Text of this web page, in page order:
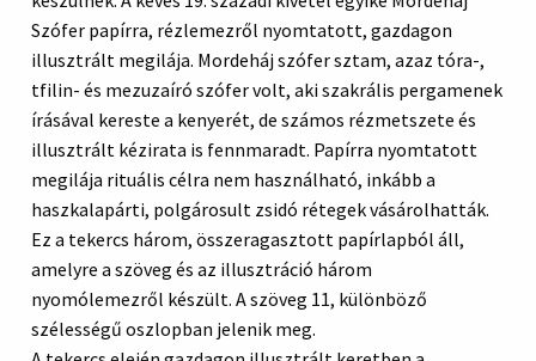
Szófer papírra, rézlemezről nyomtatott, gazdagon
illusztrált megilája. Mordeháj szófer sztam, azaz tóra-,
tfilin- és mezuzaíró szófer volt, aki szakrális pergamenek
írásával kereste a kenyerét, de számos rézmetszete és
illusztrált kézirata is fennmaradt. Papírra nyomtatott
megilája rituális célra nem használható, inkább a
haszkalapárti, polgárosult zsidó rétegek vásárolhatták.
Ez a tekercs három, összeragasztott papírlapból áll,
amelyre a szöveg és az illusztráció három
nyomólemezről készült. A szöveg 11, különböző
szélességű oszlopban jelenik meg.